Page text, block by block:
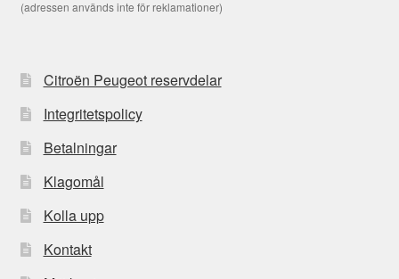
(adressen används inte för reklamationer)
Citroën Peugeot reservdelar
Integritetspolicy
Betalningar
Klagomål
Kolla upp
Kontakt